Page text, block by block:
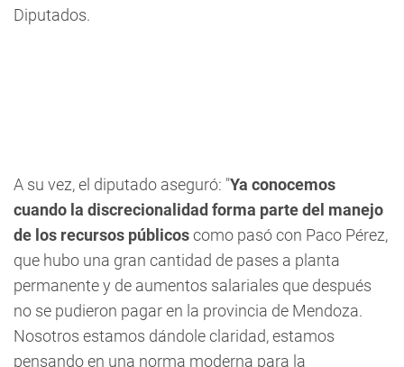
Diputados.
A su vez, el diputado aseguró: "Ya conocemos
cuando la discrecionalidad forma parte del manejo
de los recursos públicoscomo pasó con Paco Pérez,
que hubo una gran cantidad de pases a planta
permanente y de aumentos salariales que después
no se pudieron pagar en la provincia de Mendoza.
Nosotros estamos dándole claridad, estamos
pensando en una norma moderna para la